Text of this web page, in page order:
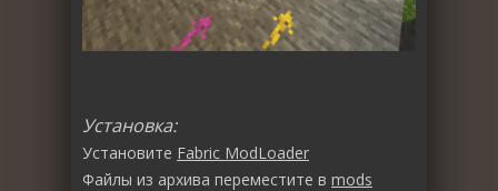
Установка:
Установите Fabric ModLoader
Файлы из архива переместите в mods